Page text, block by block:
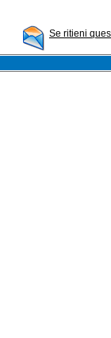
Se ritieni